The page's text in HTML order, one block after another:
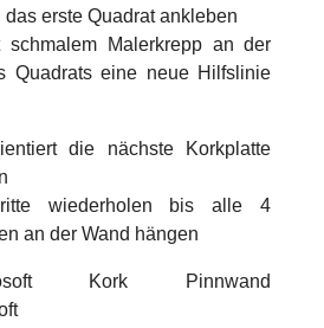
das erste Quadrat ankleben
schmalem Malerkrepp an der
Quadrats eine neue Hilfslinie
die nächste Korkplatte
wiederholen bis alle 4
an der Wand hängen